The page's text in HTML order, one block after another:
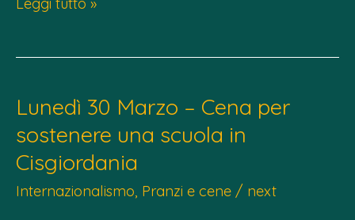
–
–
Festival
di
cinema
Lunedì 30 Marzo – Cena per
sostenere una scuola in
Cisgiordania
Internazionalismo, Pranzi e cene / next